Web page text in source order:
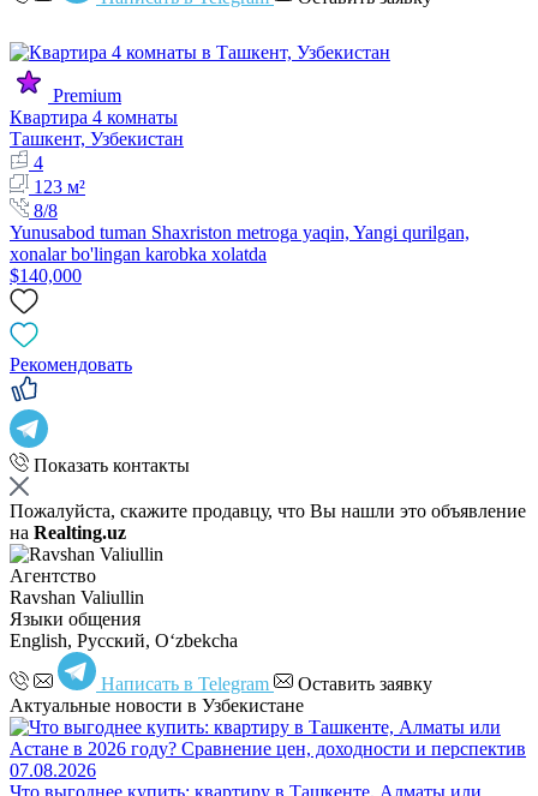
Premium
Квартира 4 комнаты
Ташкент, Узбекистан
4
123 м²
8/8
Yunusabod tuman Shaxriston metroga yaqin, Yangi qurilgan,
xonalar bo'lingan karobka xolatda
$140,000
Рекомендовать
Показать контакты
Пожалуйста, скажите продавцу, что Вы нашли это объявление
на Realting.uz
Агентство
Ravshan Valiullin
Языки общения
English, Русский, Oʻzbekcha
Написать в Telegram
Оставить заявку
Актуальные новости в Узбекистане
07.08.2026
Что выгоднее купить: квартиру в Ташкенте, Алматы или